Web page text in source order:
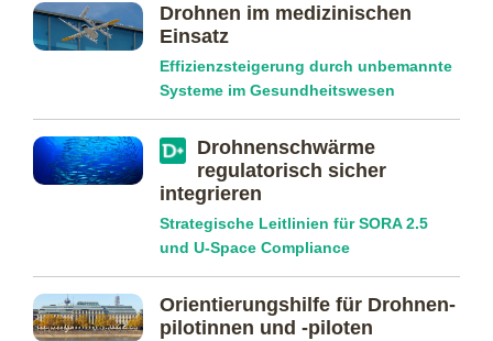
Drohnen im medizinischen
Einsatz
Effizienzsteigerung durch unbemannte
Systeme im Gesundheitswesen
Drohnenschwärme
regulatorisch sicher
integrieren
Strategische Leitlinien für SORA 2.5
und U-Space Compliance
Orientierungs­hilfe für Drohnen­
pilotinnen und -piloten